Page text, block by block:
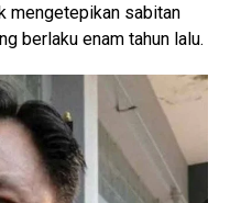
mengetepikan sabitan
berlaku enam tahun lalu.